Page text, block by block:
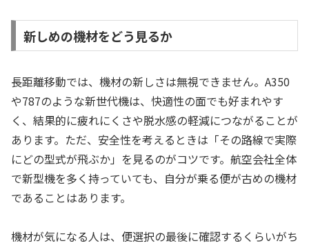
新しめの機材をどう見るか
長距離移動では、機材の新しさは無視できません。A350
や787のような新世代機は、快適性の面でも好まれやす
く、結果的に疲れにくさや脱水感の軽減につながることが
あります。ただ、安全性を考えるときは「その路線で実際
にどの型式が飛ぶか」を見るのがコツです。航空会社全体
で新型機を多く持っていても、自分が乗る便が古めの機材
であることはあります。
機材が気になる人は、便選択の最後に確認するくらいがち